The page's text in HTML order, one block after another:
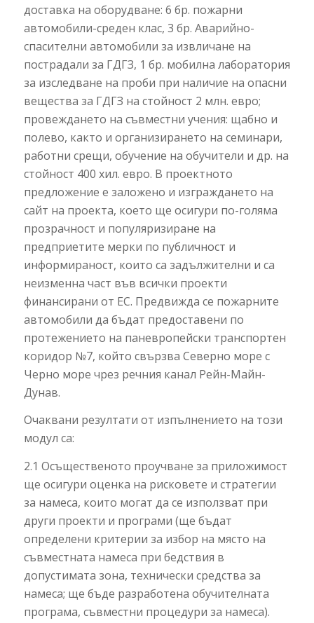
доставка на оборудване: 6 бр. пожарни
автомобили-среден клас, 3 бр. Аварийно-
спасителни автомобили за извличане на
пострадали за ГДГЗ, 1 бр. мобилна лаборатория
за изследване на проби при наличие на опасни
вещества за ГДГЗ на стойност 2 млн. евро;
провеждането на съвместни учения: щабно и
полево, както и организирането на семинари,
работни срещи, обучение на обучители и др. на
стойност 400 хил. евро. В проектното
предложение е заложено и изграждането на
сайт на проекта, което ще осигури по-голяма
прозрачност и популяризиране на
предприетите мерки по публичност и
информираност, които са задължителни и са
неизменна част във всички проекти
финансирани от ЕС. Предвижда се пожарните
автомобили да бъдат предоставени по
протежението на паневропейски транспортен
коридор №7, който свързва Северно море с
Черно море чрез речния канал Рейн-Майн-
Дунав.
Очаквани резултати от изпълнението на този
модул са:
2.1 Осъщественото проучване за приложимост
ще осигури оценка на рисковете и стратегии
за намеса, които могат да се използват при
други проекти и програми (ще бъдат
определени критерии за избор на място на
съвместната намеса при бедствия в
допустимата зона, технически средства за
намеса; ще бъде разработена обучителната
програма, съвместни процедури за намеса).